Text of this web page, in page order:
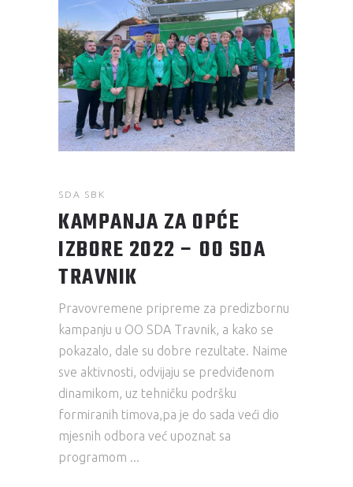
SDA SBK
KAMPANJA ZA OPĆE
IZBORE 2022 – OO SDA
TRAVNIK
Pravovremene pripreme za predizbornu
kampanju u OO SDA Travnik, a kako se
pokazalo, dale su dobre rezultate. Naime
sve aktivnosti, odvijaju se predviđenom
dinamikom, uz tehničku podršku
formiranih timova,pa je do sada veći dio
mjesnih odbora već upoznat sa
programom